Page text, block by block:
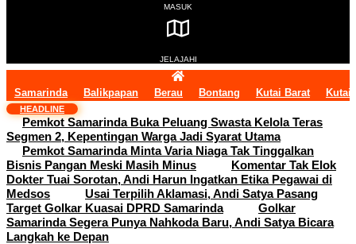
MASUK
JELAJAHI
Samarinda Balikpapan Berau Bontang Kutai Barat Kutai
HEADLINE
Pemkot Samarinda Buka Peluang Swasta Kelola Teras
Segmen 2, Kepentingan Warga Jadi Syarat Utama
Pemkot Samarinda Minta Varia Niaga Tak Tinggalkan
Bisnis Pangan Meski Masih Minus
Komentar Tak Elok
Dokter Tuai Sorotan, Andi Harun Ingatkan Etika Pegawai di
Medsos
Usai Terpilih Aklamasi, Andi Satya Pasang
Target Golkar Kuasai DPRD Samarinda
Golkar
Samarinda Segera Punya Nahkoda Baru, Andi Satya Bicara
Langkah ke Depan